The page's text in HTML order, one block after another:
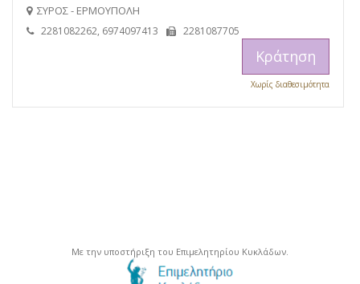
ΣΥΡΟΣ - ΕΡΜΟΥΠΟΛΗ
2281082262, 6974097413 2281087705
Κράτηση
Χωρίς διαθεσιμότητα
Με την υποστήριξη του Επιμελητηρίου Κυκλάδων.